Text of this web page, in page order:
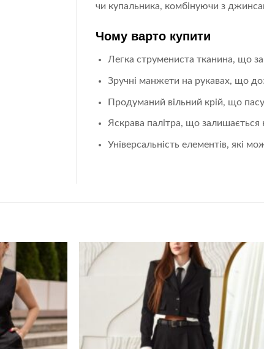
чи купальника, комбінуючи з
Чому варто купити
Легка струмениста тканина, що
Зручні манжети на рукавах, що
Продуманий вільний крій, що
Яскрава палітра, що залишається
Універсальність елементів, які